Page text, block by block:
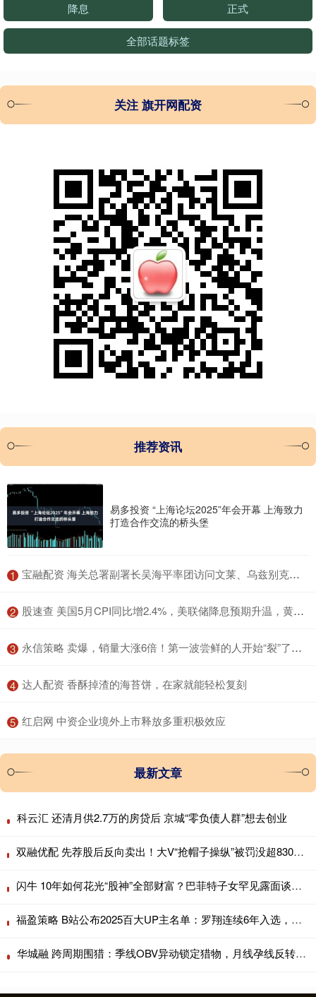
降息 正式
全部话题标签
关注 旗开网配资
推荐资讯
易多投资 “上海论坛2025”年会开幕 上海致力
打造合作交流的桥头堡
1 ​宝融配资 海关总署副署长吴海平率团访问文莱、乌兹别克斯坦
2 ​股速查 美国5月CPI同比增2.4%，美联储降息预期升温，黄金短线冲高
3 ​永信策略 卖爆，销量大涨6倍！第一波尝鲜的人开始“裂”了：像被电击！医生提醒
4 ​达人配资 香酥掉渣的海苔饼，在家就能轻松复刻
5 ​红启网 中资企业境外上市释放多重积极效应
最新文章
科云汇 还清月供2.7万的房贷后 京城“零负债人群”想去创业
双融优配 先荐股后反向卖出！大V“抢帽子操纵”被罚没超8300万元 3年市场禁入
闪牛 10年如何花光“股神”全部财富？巴菲特子女罕见露面谈千亿慈善挑战
福盈策略 B站公布2025百大UP主名单：罗翔连续6年入选，影视飓风获最多弹幕
华城融 跨周期围猎：季线OBV异动锁定猎物，月线孕线反转扣动扳机